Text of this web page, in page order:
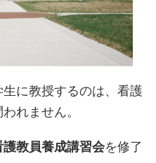
生に教授するのは、看護
れません。
護教員養成講習会を修了